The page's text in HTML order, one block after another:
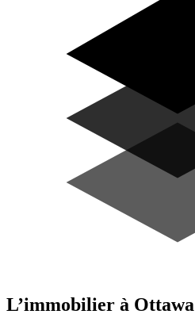
L’immobilier à Ottawa